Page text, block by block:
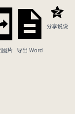
图片 导出 Word
分享说说